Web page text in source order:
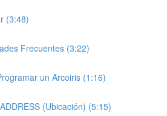
(3:48)
Frecuentes (3:22)
un Arcoiris (1:16)
(Ubicación) (5:15)